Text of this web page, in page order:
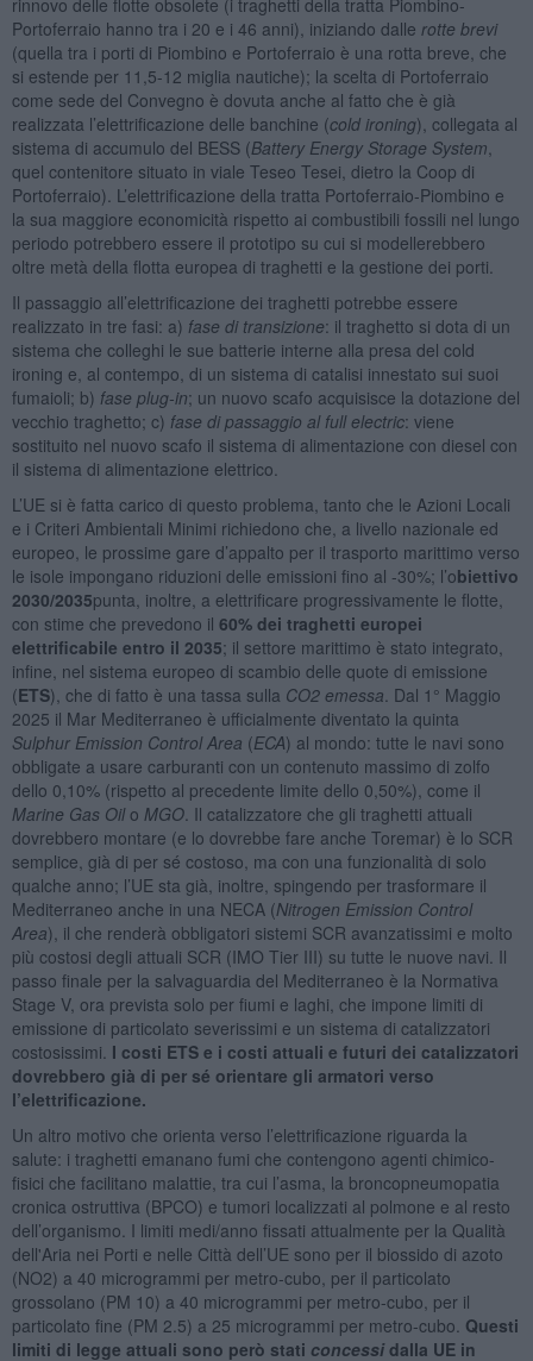
Portoferraio hanno tra i 20 e i 46 anni), iniziando dalle rotte brevi
(quella tra i porti di Piombino e Portoferraio è una rotta breve, che
si estende per 11,5-12 miglia nautiche); la scelta di Portoferraio
come sede del Convegno è dovuta anche al fatto che è già
realizzata l’elettrificazione delle banchine (cold ironing), collegata al
sistema di accumulo del BESS (Battery Energy Storage System
quel contenitore situato in viale Teseo Tesei, dietro la Coop di
Portoferraio). L’elettrificazione della tratta Portoferraio-Piombino e
la sua maggiore economicità rispetto ai combustibili fossili nel lungo
periodo potrebbero essere il prototipo su cui si modellerebbero
oltre metà della flotta europea di traghetti e la gestione dei porti.
Il passaggio all’elettrificazione dei traghetti potrebbe essere
realizzato in tre fasi: a) fase di transizione: il traghetto si dota di un
sistema che colleghi le sue batterie interne alla presa del cold
ironing e, al contempo, di un sistema di catalisi innestato sui suoi
fumaioli; b) fase plug-in; un nuovo scafo acquisisce la dotazione del
vecchio traghetto; c) fase di passaggio al full electric: viene
sostituito nel nuovo scafo il sistema di alimentazione con diesel con
il sistema di alimentazione elettrico.
L’UE si è fatta carico di questo problema, tanto che le Azioni Locali
e i Criteri Ambientali Minimi richiedono che, a livello nazionale ed
europeo, le prossime gare d’appalto per il trasporto marittimo verso
le isole impongano riduzioni delle emissioni fino al -30%; l’obiettivo
2030/2035punta, inoltre, a elettrificare progressivamente le flotte,
con stime che prevedono il 60% dei traghetti europei
elettrificabile entro il 2035; il settore marittimo è stato integrato,
infine, nel sistema europeo di scambio delle quote di emissione
(ETS), che di fatto è una tassa sulla CO2 emessa . Dal 1° Maggio
2025 il Mar Mediterraneo è ufficialmente diventato la quinta
Sulphur Emission Control Area (ECA) al mondo: tutte le navi sono
obbligate a usare carburanti con un contenuto massimo di zolfo
dello 0,10% (rispetto al precedente limite dello 0,50%), come il
Marine Gas Oilo MGO. Il catalizzatore che gli traghetti attuali
dovrebbero montare (e lo dovrebbe fare anche Toremar) è lo SCR
semplice, già di per sé costoso, ma con una funzionalità di solo
qualche anno; l’UE sta già, inoltre, spingendo per trasformare il
Mediterraneo anche in una NECA (Nitrogen Emission Control
Area), il che renderà obbligatori sistemi SCR avanzatissimi e molto
più costosi degli attuali SCR (IMO Tier III) su tutte le nuove navi. Il
passo finale per la salvaguardia del Mediterraneo è la Normativa
Stage V, ora prevista solo per fiumi e laghi, che impone limiti di
emissione di particolato severissimi e un sistema di catalizzatori
costosissimi. I costi ETS e i costi attuali e futuri dei catalizzatori
dovrebbero già di per sé orientare gli armatori verso
l’elettrificazione.
Un altro motivo che orienta verso l’elettrificazione riguarda la
salute: i traghetti emanano fumi che contengono agenti chimico-
fisici che facilitano malattie, tra cui l’asma, la broncopneumopatia
cronica ostruttiva (BPCO) e tumori localizzati al polmone e al resto
dell’organismo. I limiti medi/anno fissati attualmente per la Qualità
dell'Aria nei Porti e nelle Città dell’UE sono per il biossido di azoto
(NO2) a 40 microgrammi per metro-cubo, per il particolato
grossolano (PM 10) a 40 microgrammi per metro-cubo, per il
particolato fine (PM 2.5) a 25 microgrammi per metro-cubo. Questi
limiti di legge attuali sono però stati concessi dalla UE in